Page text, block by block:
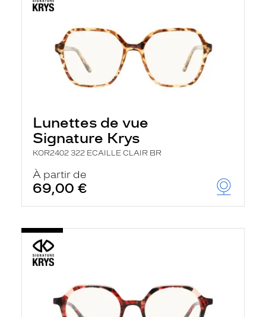
Lunettes de vue
Signature Krys
KOR2402 322 ECAILLE CLAIR BR
À partir de
69,00 €